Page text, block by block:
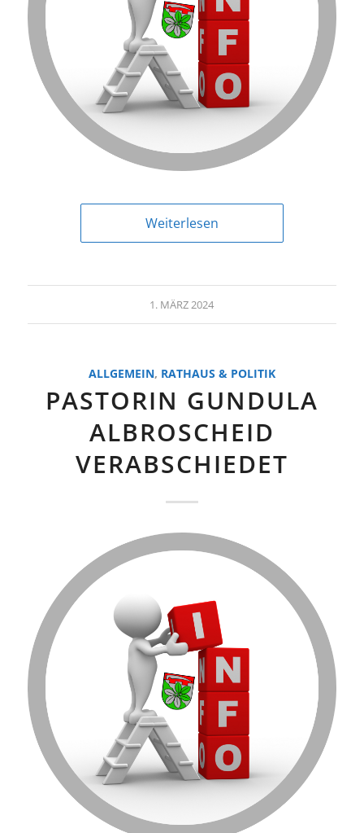
Weiterlesen
1. MÄRZ 2024
ALLGEMEIN, RATHAUS & POLITIK
PASTORIN GUNDULA
ALBROSCHEID
VERABSCHIEDET